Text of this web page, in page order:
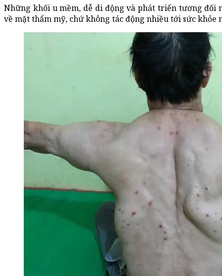
Những khối u mềm, dễ di động và phát triển tương đối
về mặt thẩm mỹ, chứ không tác động nhiều tới sức khỏe